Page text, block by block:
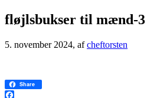
fløjlsbukser til mænd-3
5. november 2024, afcheftorsten
Share